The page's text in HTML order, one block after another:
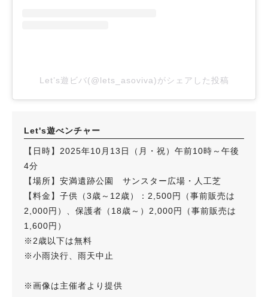
Let’s遊ビバ(@lets_asoviva)がシェアした投稿
Let's遊べンチャー
【日時】2025年10月13日（月・祝）午前10時～午後
4分
【場所】安満遺跡公園 サンスター広場・人工芝
【料金】子供（3歳～12歳）：2,500円（事前販売は
2,000円）、保護者（18歳～）2,000円（事前販売は
1,600円）
※2歳以下は無料
※小雨決行、雨天中止
※画像は主催者より提供